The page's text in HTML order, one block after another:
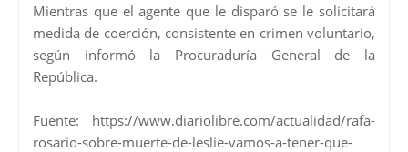
Mientras que el agente que le disparó se le solicitará
medida de coerción, consistente en crimen voluntario,
según informó la Procuraduría General de la
República.
Fuente: https://www.diariolibre.com/actualidad/rafa-
rosario-sobre-muerte-de-leslie-vamos-a-tener-que-